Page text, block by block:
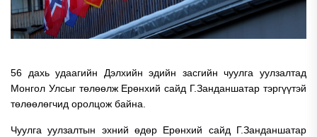
56 дахь удаагийн Дэлхийн эдийн засгийн чуулга уулзалтад
Монгол Улсыг төлөөлж Ерөнхий сайд Г.Занданшатар тэргүүтэй
төлөөлөгчид оролцож байна.
Чуулга уулзалтын эхний өдөр Ерөнхий сайд Г.Занданшатар